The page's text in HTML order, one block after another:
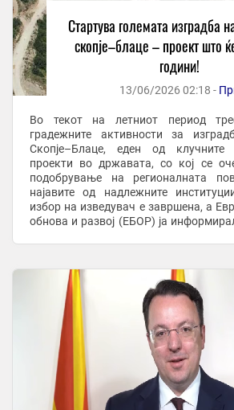
Стартува големата изградба
скопје–блаце – проект што
години!
13/06/2026 02:18 -
Во текот на летниот период
градежните активности за
Скопје–Блаце, еден од клучните
проекти во државата, со кој се
подобрување на регионалната
најавите од надлежните
избор на изведувач е завршена, а
обнова и развој (ЕБОР) ја